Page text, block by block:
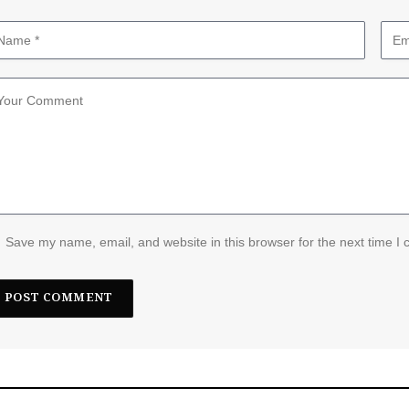
Save my name, email, and website in this browser for the next time I